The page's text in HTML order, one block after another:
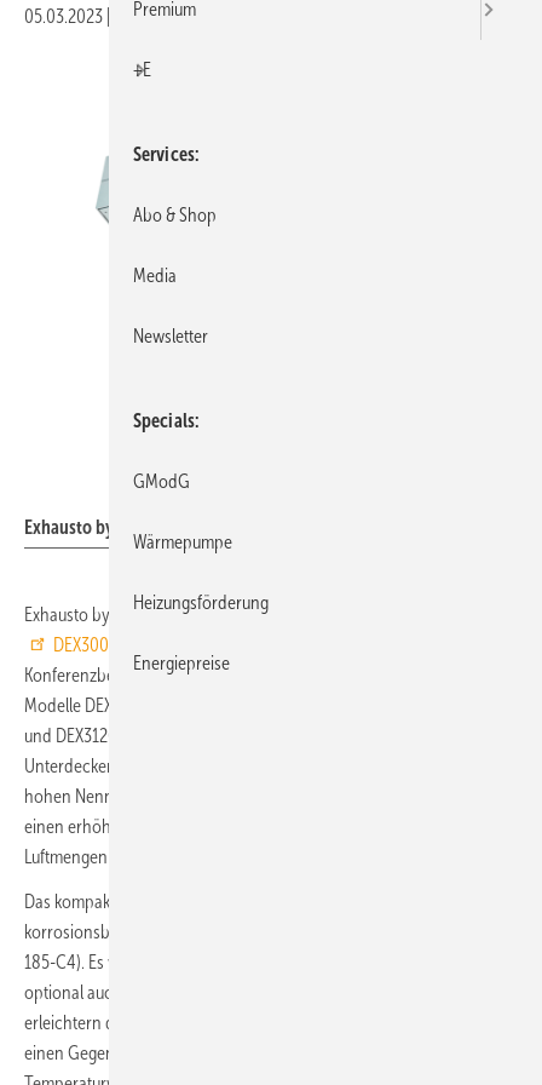
05.03.2023 Veröffentlicht in
Exhausto by Aldes: Schullüftungsgerät DEX3000.
Exhausto by Aldes hat mit den drei RLT-Geräten der Serie
DEX3000
Konferenzbereiche sein bisheriges Einzelmodell VEX308 abgelöst. Die
Modelle DEX3060 (150 bis 650 m
und DEX3120 (300 bis 1400 m
Unterdecken-Montage und zur teilintegrierten Montage. Mit den
hohen Nennluftmengen können sie gemäß Expertenempfehlungen für
einen erhöhten Luftwechsel in Pandemie-Situationen gemäß
Luftmengenkategorie 1 nach DIN EN 16798-1 ausgelegt werden.
Das kompakte Gehäuse der DEX3000-Geräte besteht aus
korrosionsbeständigem, mit Aluzink beschichtetem Stahlblech (AZ
185-C4). Es wird standardmäßig weißlackiert (RAL 9003) und kann
optional auch andersfarbig geliefert werden. Drei scharnierte Türen
erleichtern den Wartungszugang. Die Wärmerückgewinnung über
einen Gegenstrom-Wärmeübertrager aus Aluminium erreicht einen
Premium
+E
Services
Abo & Shop
Media
Newsletter
Specials
GModG
Wärmepumpe
Heizungsförderung
Energiepreise